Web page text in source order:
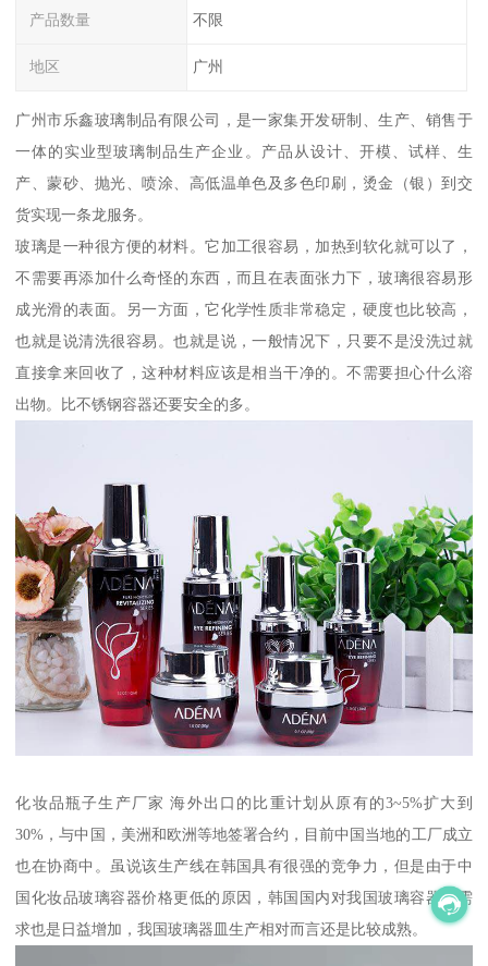
产品数量 不限
地区 广州
广州市乐鑫玻璃制品有限公司，是一家集开发研制、生产、销售于
一体的实业型玻璃制品生产企业。产品从设计、开模、试样、生
产、蒙砂、抛光、喷涂、高低温单色及多色印刷，烫金（银）到交
货实现一条龙服务。
玻璃是一种很方便的材料。它加工很容易，加热到软化就可以了，
不需要再添加什么奇怪的东西，而且在表面张力下，玻璃很容易形
成光滑的表面。另一方面，它化学性质非常稳定，硬度也比较高，
也就是说清洗很容易。也就是说，一般情况下，只要不是没洗过就
直接拿来回收了，这种材料应该是相当干净的。不需要担心什么溶
出物。比不锈钢容器还要安全的多。
化妆品瓶子生产厂家 海外出口的比重计划从原有的3~5%扩大到
30%，与中国，美洲和欧洲等地签署合约，目前中国当地的工厂成立
也在协商中。虽说该生产线在韩国具有很强的竞争力，但是由于中
国化妆品玻璃容器价格更低的原因，韩国国内对我国玻璃容器的需
求也是日益增加，我国玻璃器皿生产相对而言还是比较成熟。